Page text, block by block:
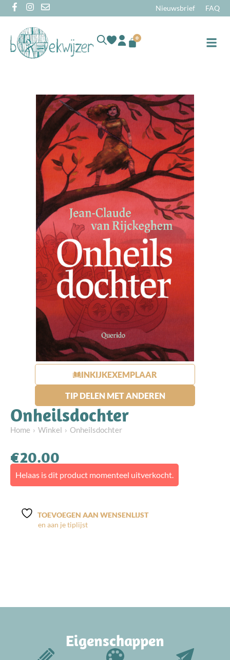
Nieuwsbrief FAQ
0
INKIJKEXEMPLAAR
TIP DELEN MET ANDEREN
Onheilsdochter
Home Winkel Onheilsdochter
€20.00
Helaas is dit product momenteel uitverkocht.
TOEVOEGEN AAN WENSENLIJST
Eigenschappen